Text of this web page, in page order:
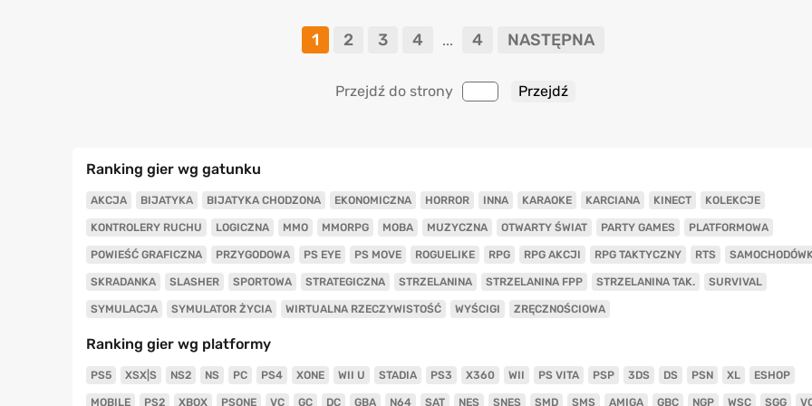
1 2 3 4 ... 4 NASTĘPNA
Przejdź do strony
Ranking gier wg gatunku
AKCJA BIJATYKA BIJATYKA CHODZONA EKONOMICZNA HORROR INNA KARAOKE KARCIANA KINECT KOLEKCJE
KONTROLERY RUCHU LOGICZNA MMO MMORPG MOBA MUZYCZNA OTWARTY ŚWIAT PARTY GAMES PLATFORMOWA
POWIEŚĆ GRAFICZNA PRZYGODOWA PS EYE PS MOVE ROGUELIKE RPG RPG AKCJI RPG TAKTYCZNY RTS
SKRADANKA SLASHER SPORTOWA STRATEGICZNA STRZELANINA STRZELANINA FPP STRZELANINA TAK. SURVIVAL
SYMULACJA SYMULATOR ŻYCIA WIRTUALNA RZECZYWISTOŚĆ WYŚCIGI ZRĘCZNOŚCIOWA
Ranking gier wg platformy
PS5 XSX|S NS2 NS PC PS4 XONE WII U STADIA PS3 X360 WII PS VITA PSP 3DS DS PSN XL ESHOP
MOBILE PS2 XBOX PSONE VC GC DC GBA N64 SAT NES SNES SMD SMS AMIGA GBC NGP WSC SGG